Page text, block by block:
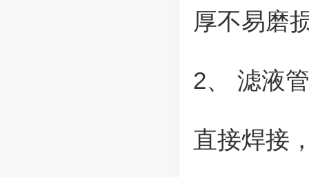
厚不易磨
2、 滤液
直接焊接